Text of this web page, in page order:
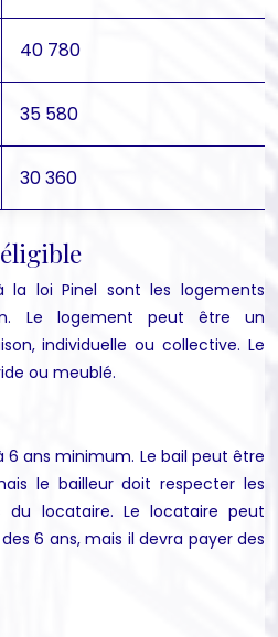
40 780
35 580
30 360
la loi Pinel sont les logements
Le logement peut être un
individuelle ou collective. Le
ou meublé.
6 ans minimum. Le bail peut être
le bailleur doit respecter les
du locataire. Le locataire peut
6 ans, mais il devra payer des